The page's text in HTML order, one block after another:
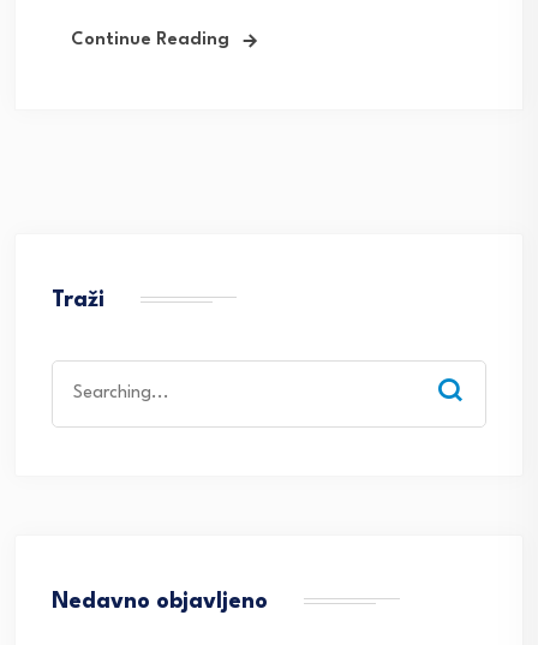
Continue Reading
Traži
for:
Nedavno objavljeno